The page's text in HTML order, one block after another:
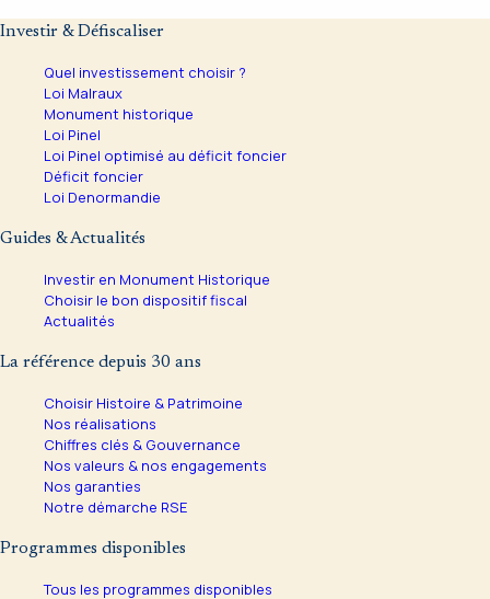
Investir & Défiscaliser
Quel investissement choisir ?
Loi Malraux
Monument historique
Loi Pinel
Loi Pinel optimisé au déficit foncier
Déficit foncier
Loi Denormandie
Guides & Actualités
Investir en Monument Historique
Choisir le bon dispositif fiscal
Actualités
La référence depuis 30 ans
Choisir Histoire & Patrimoine
Nos réalisations
Chiffres clés & Gouvernance
Nos valeurs & nos engagements
Nos garanties
Notre démarche RSE
Programmes disponibles
Tous les programmes disponibles